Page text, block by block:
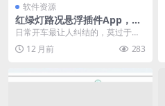
软件资源
红绿灯路况悬浮插件App，不
开地图也能看红绿灯倒计时读
秒
日常开车最让人纠结的，莫过于临
近路口时 “要不要加速冲过去” 的瞬
间抉择。要是能...
12 月前 283